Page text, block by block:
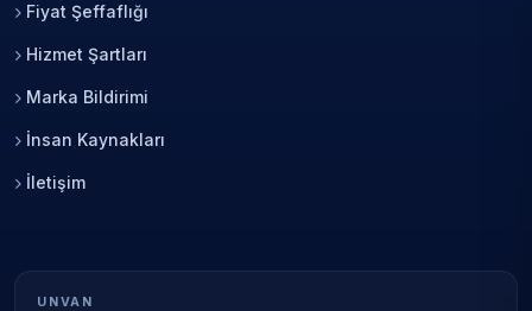
Fiyat Şeffaflığı
Hizmet Şartları
Marka Bildirimi
İnsan Kaynakları
İletişim
UNVAN